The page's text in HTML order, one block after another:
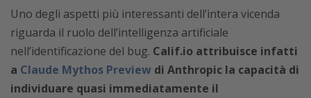
Uno degli aspetti più interessanti dell’intera vicenda
riguarda il ruolo dell’intelligenza artificiale
nell’identificazione del bug. Calif.io attribuisce infatti
a Claude Mythos Preview di Anthropic la capacità di
individuare quasi immediatamente il